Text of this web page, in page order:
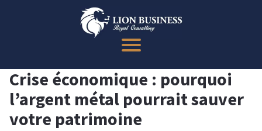
Crise économique : pourquoi
l’argent métal pourrait sauver
votre patrimoine